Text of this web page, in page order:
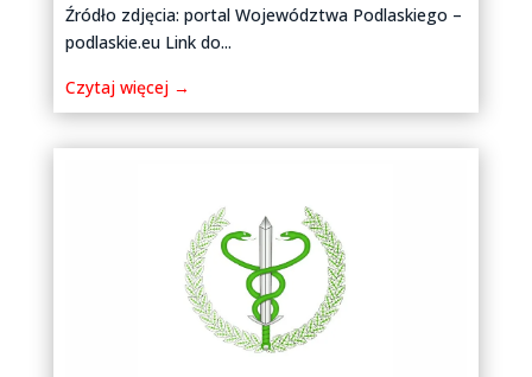
Źródło zdjęcia: portal Województwa Podlaskiego –
podlaskie.eu Link do...
Czytaj więcej →